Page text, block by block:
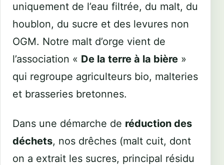
uniquement de l’eau filtrée, du malt, du
houblon, du sucre et des levures non
OGM. Notre malt d’orge vient de
l’association « De la terre à la bière »
qui regroupe agriculteurs bio, malteries
et brasseries bretonnes.
Dans une démarche de réduction des
déchets, nos drêches (malt cuit, dont
on a extrait les sucres, principal résidu